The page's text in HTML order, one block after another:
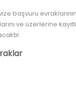
başvuru
ve üzerlerine